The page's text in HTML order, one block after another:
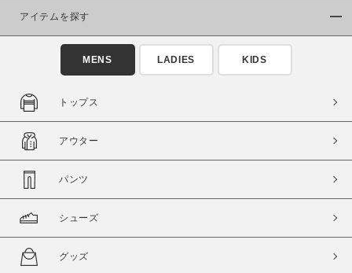
商品タイプ
通常商品 予約商品
在庫
在庫あり 在庫なし含む
アイテムを探す
MENS LADIES KIDS
トップス
アウター
パンツ
シューズ
グッズ